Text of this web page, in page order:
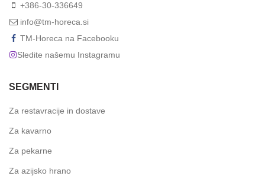
+386-30-336649
info@tm-horeca.si
TM-Horeca na Facebooku
Sledite našemu Instagramu
SEGMENTI
Za restavracije in dostave
Za kavarno
Za pekarne
Za azijsko hrano